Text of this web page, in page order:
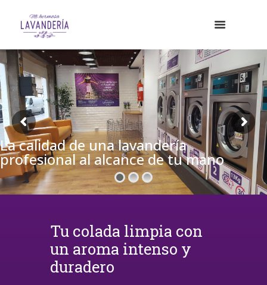
La calidad de una lavandería
profesional al alcance de tu mano
Tu colada limpia con
un aroma intenso y
duradero